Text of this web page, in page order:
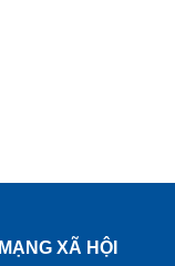
MẠNG XÃ HỘI